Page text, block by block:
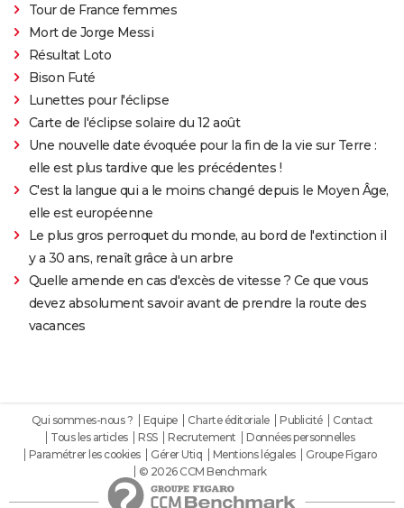
Tour de France femmes
Mort de Jorge Messi
Résultat Loto
Bison Futé
Lunettes pour l'éclipse
Carte de l'éclipse solaire du 12 août
Une nouvelle date évoquée pour la fin de la vie sur Terre :
elle est plus tardive que les précédentes !
C'est la langue qui a le moins changé depuis le Moyen Âge,
elle est européenne
Le plus gros perroquet du monde, au bord de l'extinction il
y a 30 ans, renaît grâce à un arbre
Quelle amende en cas d'excès de vitesse ? Ce que vous
devez absolument savoir avant de prendre la route des
vacances
Qui sommes-nous ? Equipe Charte éditoriale Publicité
Contact
Tous les articles
RSS Recrutement
Données personnelles
Paramétrer les cookies
Gérer Utiq Mentions légales
Groupe Figaro
© 2026 CCM Benchmark